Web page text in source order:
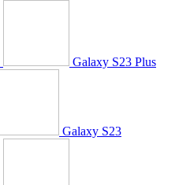
Galaxy S23 Plus
Galaxy S23